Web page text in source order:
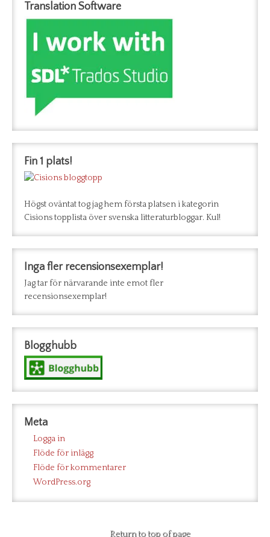
Translation Software
Fin 1 plats!
Högst oväntat tog jag hem första platsen i kategorin
Cisions topplista över svenska litteraturbloggar. Kul!
Inga fler recensionsexemplar!
Jag tar för närvarande inte emot fler
recensionsexemplar!
Blogghubb
Meta
Logga in
Flöde för inlägg
Flöde för kommentarer
WordPress.org
Return to top of page